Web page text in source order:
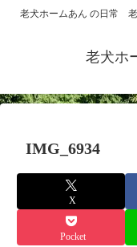
老犬ホームあん の日常 老
老犬ホ
IMG_6934
X
Pocket